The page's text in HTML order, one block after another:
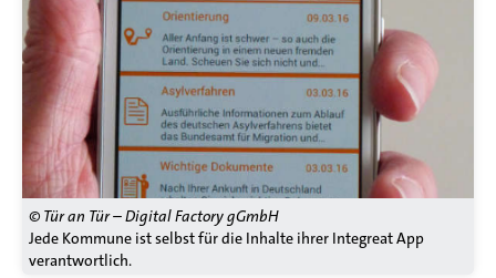
© Tür an Tür – Digital Factory gGmbH
Jede Kommune ist selbst für die Inhalte ihrer Integreat App
verantwortlich.